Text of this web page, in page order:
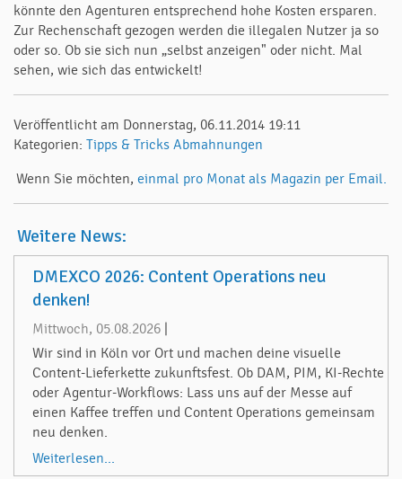
könnte den Agenturen entsprechend hohe Kosten ersparen.
Zur Rechenschaft gezogen werden die illegalen Nutzer ja so
oder so. Ob sie sich nun „selbst anzeigen" oder nicht. Mal
sehen, wie sich das entwickelt!
Veröffentlicht am Donnerstag, 06.11.2014 19:11
Kategorien: Tipps & Tricks Abmahnungen
Wenn Sie möchten, einmal pro Monat als Magazin per Email.
Weitere News:
DMEXCO 2026: Content Operations neu
denken!
Mittwoch, 05.08.2026
Wir sind in Köln vor Ort und machen deine visuelle
Content-Lieferkette zukunftsfest. Ob DAM, PIM, KI-Rechte
oder Agentur-Workflows: Lass uns auf der Messe auf
einen Kaffee treffen und Content Operations gemeinsam
neu denken.
Weiterlesen...